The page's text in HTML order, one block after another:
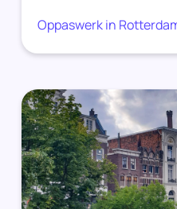
Oppaswerk in